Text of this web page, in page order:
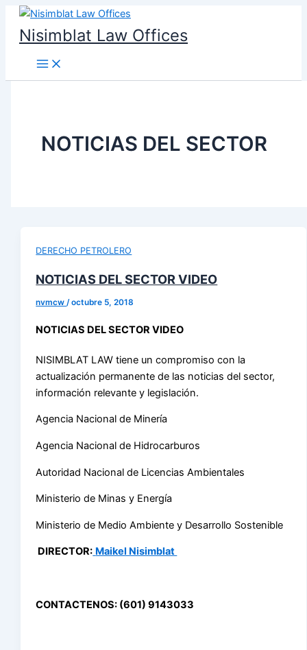
contenido
Nisimblat Law Offices
NOTICIAS DEL SECTOR
DERECHO PETROLERO
NOTICIAS DEL SECTOR VIDEO
nvmcw/octubre 5, 2018
NOTICIAS DEL SECTOR VIDEO
NISIMBLAT LAW tiene un compromiso con la
actualización permanente de las noticias del sector,
información relevante y legislación.
Agencia Nacional de Minería
Agencia Nacional de Hidrocarburos
Autoridad Nacional de Licencias Ambientales
Ministerio de Minas y Energía
Ministerio de Medio Ambiente y Desarrollo Sostenible
DIRECTOR: Maikel Nisimblat
CONTACTENOS: (601) 9143033